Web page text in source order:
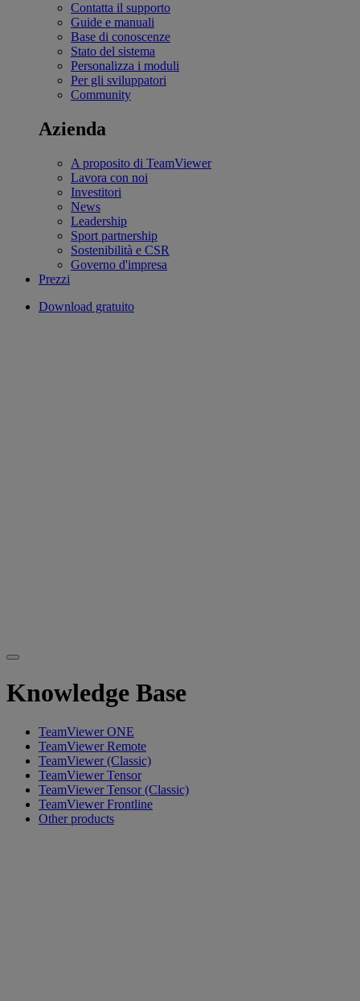
Contatta il supporto
Guide e manuali
Base di conoscenze
Stato del sistema
Personalizza i moduli
Per gli sviluppatori
Community
Azienda
A proposito di TeamViewer
Lavora con noi
Investitori
News
Leadership
Sport partnership
Sostenibilità e CSR
Governo d'impresa
Prezzi
Download gratuito
Knowledge Base
TeamViewer ONE
TeamViewer Remote
TeamViewer (Classic)
TeamViewer Tensor
TeamViewer Tensor (Classic)
TeamViewer Frontline
Other products